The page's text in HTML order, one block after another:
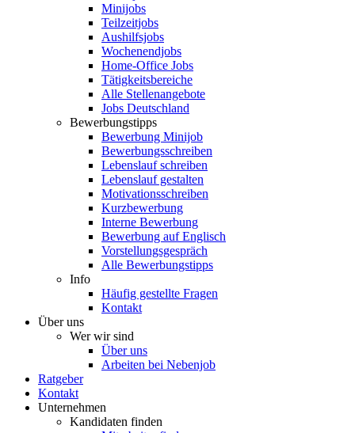
Minijobs
Teilzeitjobs
Aushilfsjobs
Wochenendjobs
Home-Office Jobs
Tätigkeitsbereiche
Alle Stellenangebote
Jobs Deutschland
Bewerbungstipps
Bewerbung Minijob
Bewerbungsschreiben
Lebenslauf schreiben
Lebenslauf gestalten
Motivationsschreiben
Kurzbewerbung
Interne Bewerbung
Bewerbung auf Englisch
Vorstellungsgespräch
Alle Bewerbungstipps
Info
Häufig gestellte Fragen
Kontakt
Über uns
Wer wir sind
Über uns
Arbeiten bei Nebenjob
Ratgeber
Kontakt
Unternehmen
Kandidaten finden